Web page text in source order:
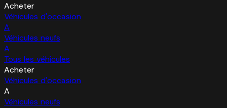
Acheter
Véhicules d'occasion
A
Véhicules neufs
A
Tous les véhicules
Acheter
Véhicules d'occasion
A
Véhicules neufs